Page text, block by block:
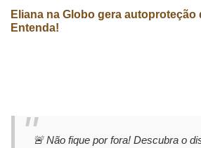
Eliana na Globo gera
Entenda!
🚨 Não fique por fora! Descubra o